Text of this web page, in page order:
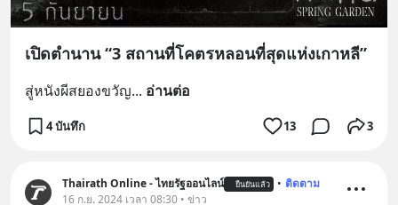
เปิดตำนาน “3 สถานที่โคตรหลอนที่สุดแห่งเกาหลี”
สู่หนังผีสยองขวัญ... อ่านต่อ
4 บันทึก 13 3
Thairath Online - ไทยรัฐออนไลน์ ยืนยันแล้ว • ติดตาม
16 ก.ย. 2024 เวลา 08:30 • ข่าว